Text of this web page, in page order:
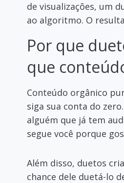
de visualizações, um
ao algoritmo. O
Por que
que
Conteúdo orgânico
siga sua conta do
alguém que já tem
segue você porque
Além disso, duetos
chance dele duetá-lo